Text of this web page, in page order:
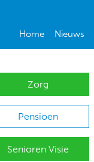
Home Nieuws
Zorg
Pensioen
Senioren Visie